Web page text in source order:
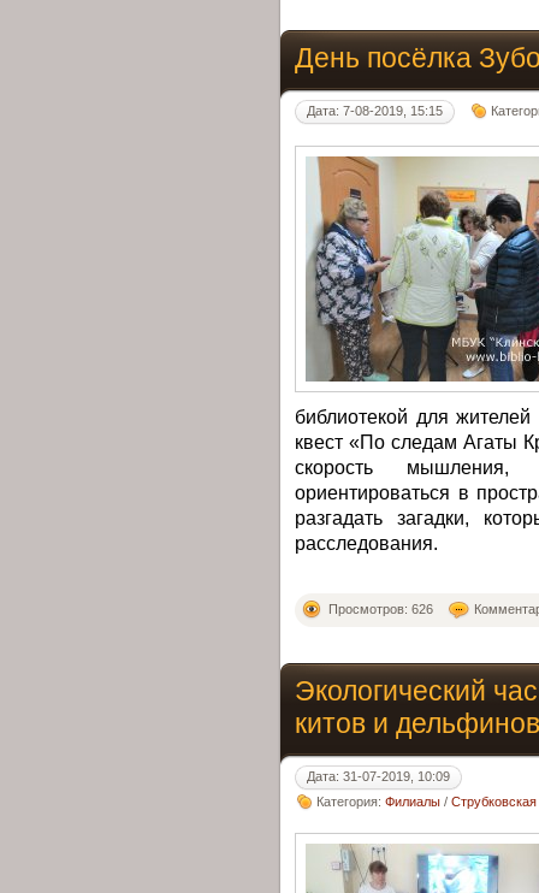
День посёлка
Дата: 7-08-2019, 15:15
библиотекой для
квест «По следам Агаты
скорость мышления,
ориентироваться в
разгадать загадки,
расследования.
Просмотров: 626
Экологический
китов и
Дата: 31-07-2019, 10:09
Категория: Филиалы /